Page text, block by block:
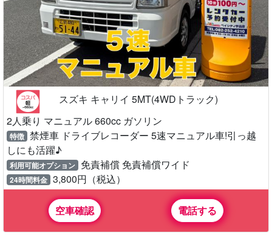
スズキ キャリイ 5MT(4WDトラック)
2人乗り マニュアル 660cc ガソリン
特徴 禁煙車 ドライブレコーダー 5速マニュアル車!引っ越
しにも活躍♪
利用可能オプション 免責補償 免責補償ワイド
24時間料金 3,800円（税込）
空車確認 電話する